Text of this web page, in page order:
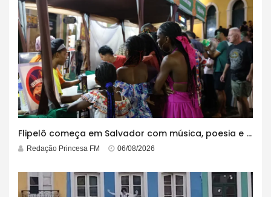
Flipelô começa em Salvador com música, poesia e grande participação
Redação Princesa FM 06/08/2026